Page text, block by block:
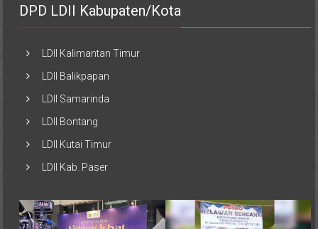
DPD LDII Kabupaten/Kota
LDII Kalimantan Timur
LDII Balikpapan
LDII Samarinda
LDII Bontang
LDII Kutai Timur
LDII Kab. Paser